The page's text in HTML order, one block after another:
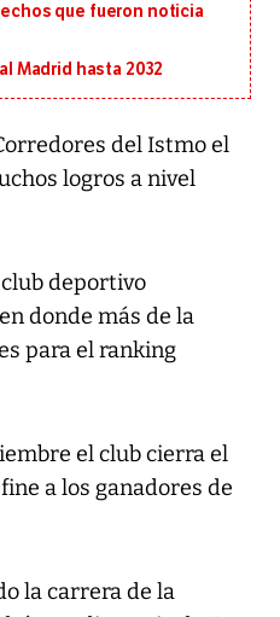
que fueron noticia
Madrid hasta 2032
del Istmo el
logros a nivel
deportivo
donde más de la
para el ranking
el club cierra el
a los ganadores de
la carrera de la